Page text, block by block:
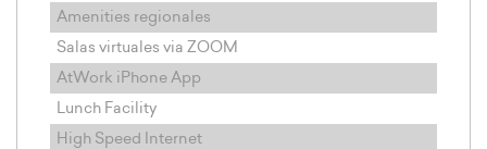
Amenities regionales
Salas virtuales via ZOOM
AtWork iPhone App
Lunch Facility
High Speed Internet